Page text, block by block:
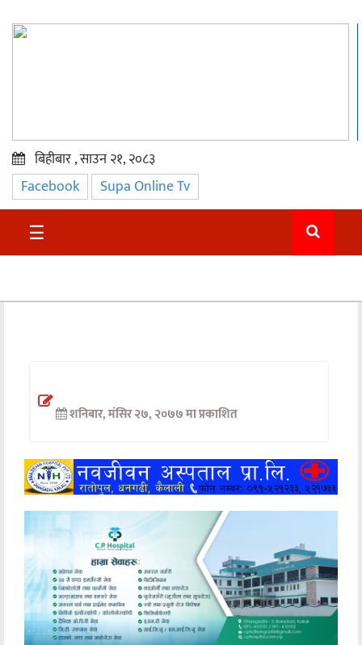
प्रमुख
समाचार
सुदुर
अन्तर्वार्ता
खेलकुद
मनोरञ्जन
अन्य
बिहीबार , साउन २१, २०८३
Facebook Supa Online Tv
☰
शनिबार, मंसिर २७, २०७७ मा प्रकाशित